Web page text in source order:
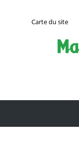
Carte du site